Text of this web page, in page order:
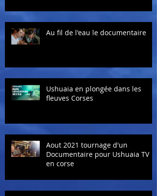
Au fil de l'eau le documentaire
Ushuaia en plongée dans les
fleuves Corses
Aout 2021 tournage d'un
Documentaire pour Ushuaia TV
en corse